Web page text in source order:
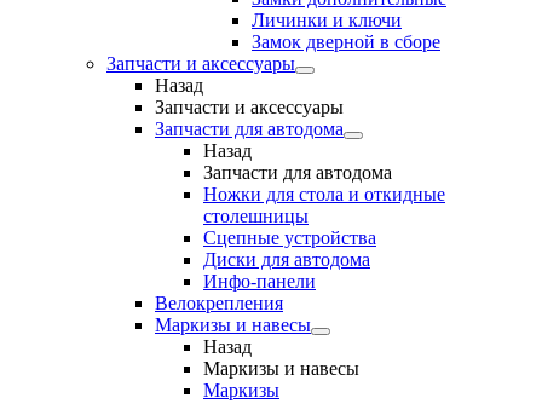
Личинки и ключи
Замок дверной в сборе
Запчасти и аксессуары
Назад
Запчасти и аксессуары
Запчасти для автодома
Назад
Запчасти для автодома
Ножки для стола и откидные
столешницы
Сцепные устройства
Диски для автодома
Инфо-панели
Велокрепления
Маркизы и навесы
Назад
Маркизы и навесы
Маркизы